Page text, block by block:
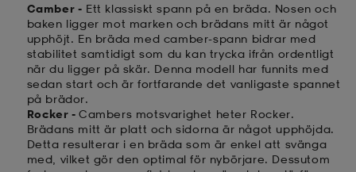
Camber - Ett klassiskt spann på en bräda. Nosen och
baken ligger mot marken och brädans mitt är något
upphöjt. En bräda med camber-spann bidrar med
stabilitet samtidigt som du kan trycka ifrån ordentligt
när du ligger på skär. Denna modell har funnits med
sedan start och är fortfarande det vanligaste spannet
på brädor.
Rocker - Cambers motsvarighet heter Rocker.
Brädans mitt är platt och sidorna är något upphöjda.
Detta resulterar i en bräda som är enkel att svänga
med, vilket gör den optimal för nybörjare. Dessutom